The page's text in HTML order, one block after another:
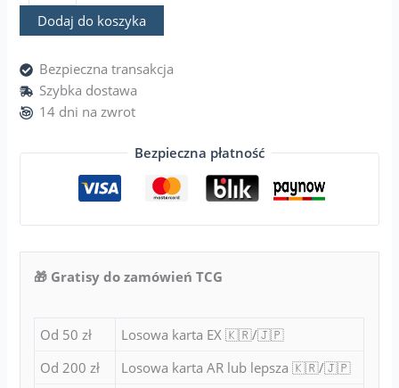
Dodaj do koszyka
Bezpieczna transakcja
Szybka dostawa
14 dni na zwrot
Bezpieczna płatność
🎁 Gratisy do zamówień TCG
Od 50 zł
Losowa karta EX 🇰🇷/🇯🇵
Od 200 zł
Losowa karta AR lub lepsza 🇰🇷/🇯🇵